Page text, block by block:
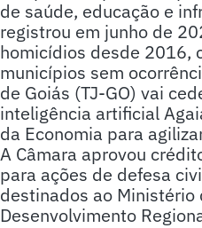
de saúde, educação e
registrou em junho de
homicídios desde 2016,
municípios sem
de Goiás (TJ-GO) vai
inteligência artificial
da Economia para
A Câmara aprovou
para ações de defesa
destinados ao
Desenvolvimento